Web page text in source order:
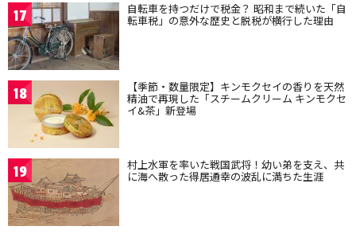
17 自転車を持つだけで税金？ 昭和まで続いた「自
転車税」の意外な歴史と脱税が横行した理由
18 【季節・数量限定】キンモクセイの香りを天然
精油で再現した「スチームクリーム キンモクセ
イ&茶」新登場
19 村上水軍を率いた戦国武将！幼い弟を支え、共
に海へ散った得居通幸の波乱に満ちた生涯